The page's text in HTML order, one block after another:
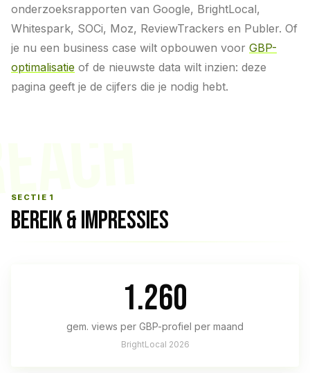
onderzoeksrapporten van Google, BrightLocal,
Whitespark, SOCi, Moz, ReviewTrackers en Publer. Of
je nu een business case wilt opbouwen voor GBP-
optimalisatie of de nieuwste data wilt inzien: deze
pagina geeft je de cijfers die je nodig hebt.
SECTIE 1
BEREIK & IMPRESSIES
1.260
gem. views per GBP-profiel per maand
BrightLocal 2026